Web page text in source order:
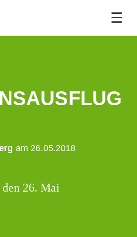
☰
am 26.05.2018
den 26. Mai